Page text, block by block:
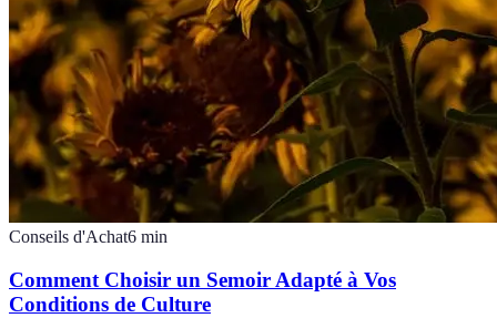
Conseils d'Achat6 min
Comment Choisir un Semoir Adapté à Vos
Conditions de Culture